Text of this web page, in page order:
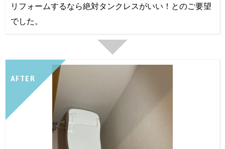
リフォームするなら絶対タンクレスがいい！とのご要望
でした。
AFTER